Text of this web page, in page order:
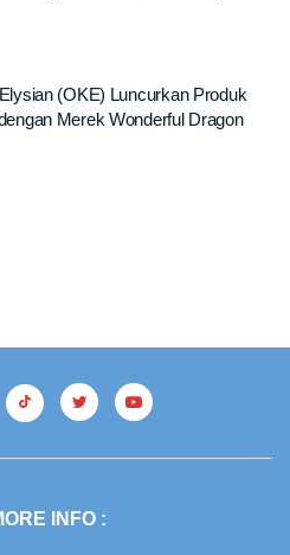
(OKE) Luncurkan Produk
Merek Wonderful Dragon
INFO :